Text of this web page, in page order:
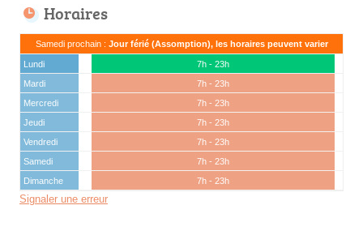
Horaires
Samedi prochain : Jour férié (Assomption), les horaires peuvent varier
Lundi
7h - 23h
Mardi
7h - 23h
Mercredi
7h - 23h
Jeudi
7h - 23h
Vendredi
7h - 23h
Samedi
7h - 23h
Dimanche
7h - 23h
Signaler une erreur